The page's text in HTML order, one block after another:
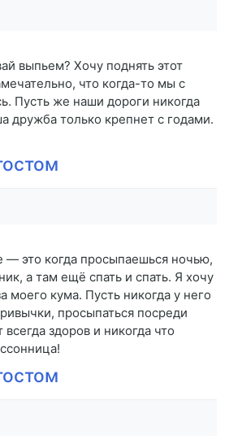
выпьем? Хочу поднять этот
что когда-то мы с
Пусть же наши дороги никогда
дружба только крепнет с годами.
— это когда просыпаешься ночью,
а там ещё спать и спать. Я хочу
моего кума. Пусть никогда у него
просыпаться посреди
здоров и никогда что